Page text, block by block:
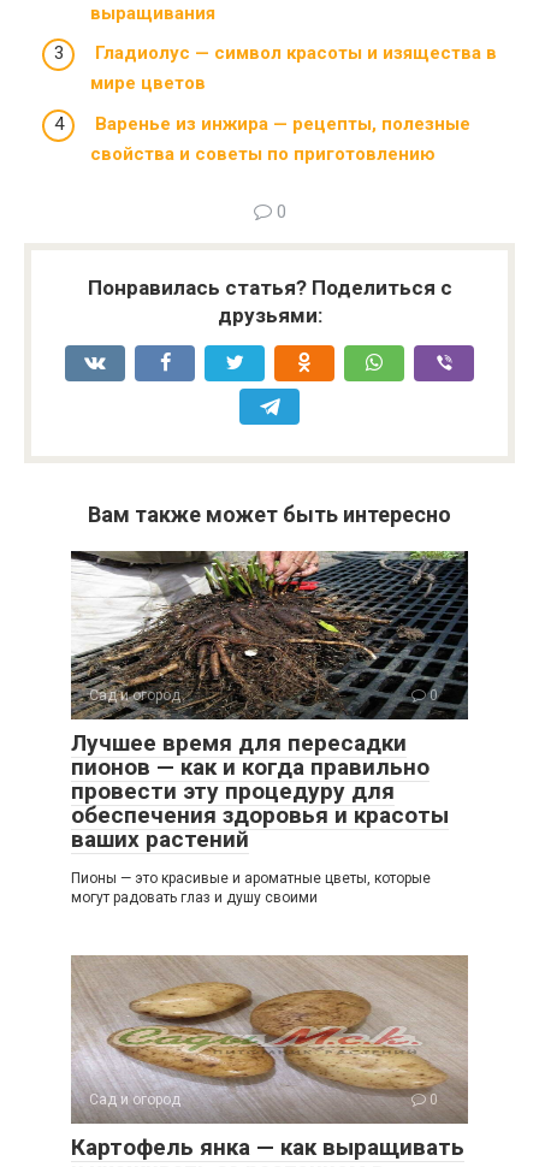
выращивания
Гладиолус — символ красоты и изящества в
мире цветов
Варенье из инжира — рецепты, полезные
свойства и советы по приготовлению
0
Понравилась статья? Поделиться с
друзьями:
Вам также может быть интересно
Сад и огород 0
Лучшее время для пересадки
пионов — как и когда правильно
провести эту процедуру для
обеспечения здоровья и красоты
ваших растений
Пионы — это красивые и ароматные цветы, которые
могут радовать глаз и душу своими
Сад и огород 0
Картофель янка — как выращивать